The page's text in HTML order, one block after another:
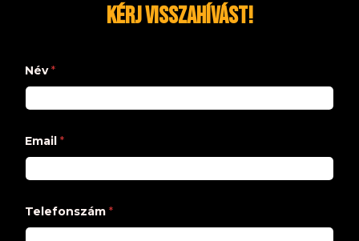
Kérj visszahívást!
Név*
Email *
Telefonszám *